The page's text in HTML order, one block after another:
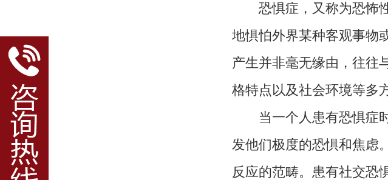
恐惧症，又称为恐怖性
地惧怕外界某种客观事物
产生并非毫无缘由，往往
格特点以及社会环境等多
当一个人患有恐惧症时
发他们极度的恐惧和焦虑
反应的范畴。患有社交恐